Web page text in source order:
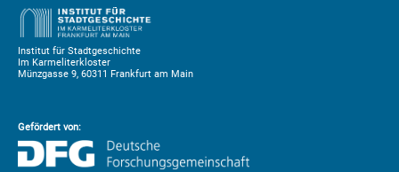
Institut für Stadtgeschichte
Im Karmeliterkloster
Münzgasse 9, 60311 Frankfurt am Main
Gefördert von: